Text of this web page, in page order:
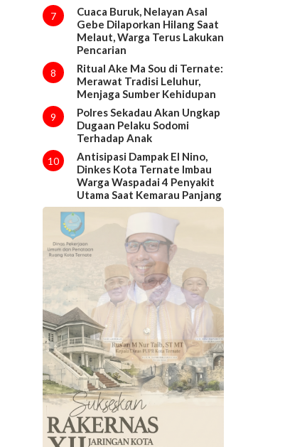
7
Cuaca Buruk, Nelayan Asal
Gebe Dilaporkan Hilang Saat
Melaut, Warga Terus Lakukan
Pencarian
8
Ritual Ake Ma Sou di Ternate:
Merawat Tradisi Leluhur,
Menjaga Sumber Kehidupan
9
Polres Sekadau Akan Ungkap
Dugaan Pelaku Sodomi
Terhadap Anak
10
Antisipasi Dampak El Nino,
Dinkes Kota Ternate Imbau
Warga Waspadai 4 Penyakit
Utama Saat Kemarau Panjang